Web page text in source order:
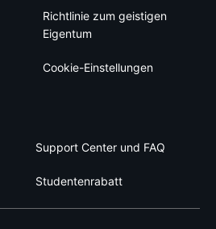
Richtlinie zum geistigen
Eigentum
Cookie-Einstellungen
Support Center und FAQ
Studentenrabatt